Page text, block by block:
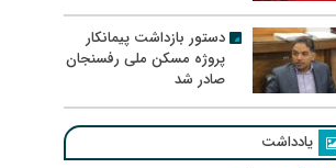
دستور بازداشت پیمانکار
پروژه مسکن ملی رفسنجان
صادر شد
یادداشت